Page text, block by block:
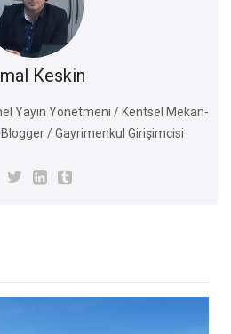
Keskin
Yayın Yönetmeni / Kentsel Mekan-
/ Gayrimenkul Girişimcisi